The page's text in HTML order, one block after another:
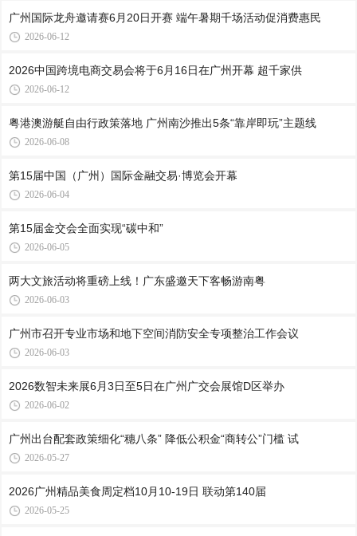
广州国际龙舟邀请赛6月20日开赛 端午暑期千场活动促消费惠民
2026-06-12
2026中国跨境电商交易会将于6月16日在广州开幕 超千家供
2026-06-12
粤港澳游艇自由行政策落地 广州南沙推出5条“靠岸即玩”主题线
2026-06-08
第15届中国（广州）国际金融交易·博览会开幕
2026-06-04
第15届金交会全面实现“碳中和”
2026-06-05
两大文旅活动将重磅上线！广东盛邀天下客畅游南粤
2026-06-03
广州市召开专业市场和地下空间消防安全专项整治工作会议
2026-06-03
2026数智未来展6月3日至5日在广州广交会展馆D区举办
2026-06-02
广州出台配套政策细化“穗八条” 降低公积金“商转公”门槛 试
2026-05-27
2026广州精品美食周定档10月10-19日 联动第140届
2026-05-25